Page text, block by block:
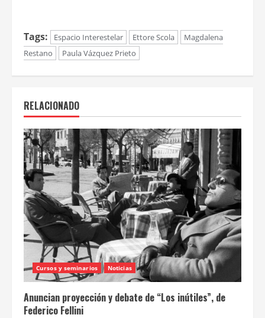
Tags: Espacio Interestelar Ettore Scola
Magdalena
Restano
Paula Vázquez Prieto
RELACIONADO
Cursos y seminarios Noticias
Anuncian proyección y debate de “Los inútiles”, de
Federico Fellini